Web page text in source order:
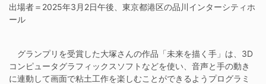
出場者＝2025年3月2日午後、東京都港区の品川インターシティホ
ール
グランプリを受賞した大塚さんの作品「未来を描く手」は、3D
コンピュータグラフィックスソフトなどを使い、音声と手の動き
に連動して画面で粘土工作を楽しむことができるようプログラミ